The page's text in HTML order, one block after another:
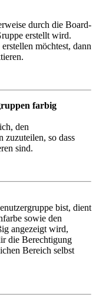
durch die Board-
erstellt wird.
möchtest, dann
farbig
den
zuzuteilen, so dass
sind.
bist, dient
sowie den
angezeigt wird,
die Berechtigung
Bereich selbst